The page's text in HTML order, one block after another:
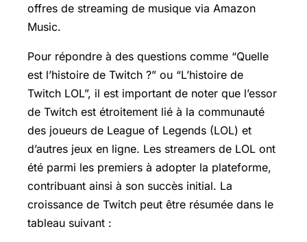
offres de streaming de musique via Amazon
Music.
Pour répondre à des questions comme “Quelle
est l’histoire de Twitch ?” ou “L’histoire de
Twitch LOL”, il est important de noter que l’essor
de Twitch est étroitement lié à la communauté
des joueurs de League of Legends (LOL) et
d’autres jeux en ligne. Les streamers de LOL ont
été parmi les premiers à adopter la plateforme,
contribuant ainsi à son succès initial. La
croissance de Twitch peut être résumée dans le
tableau suivant :